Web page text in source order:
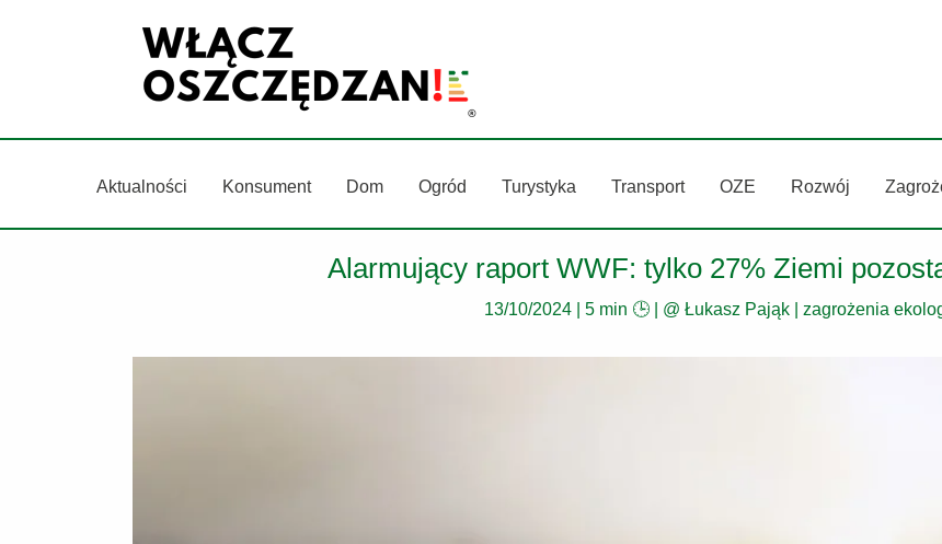
Aktualności Konsument Dom Ogród Turystyka Transport OZE Rozwój
Alarmujący raport WWF: tylko 27% Ziemi
13/10/2024 5 min 🕒 | @ Łukasz Pająk zagrożenia